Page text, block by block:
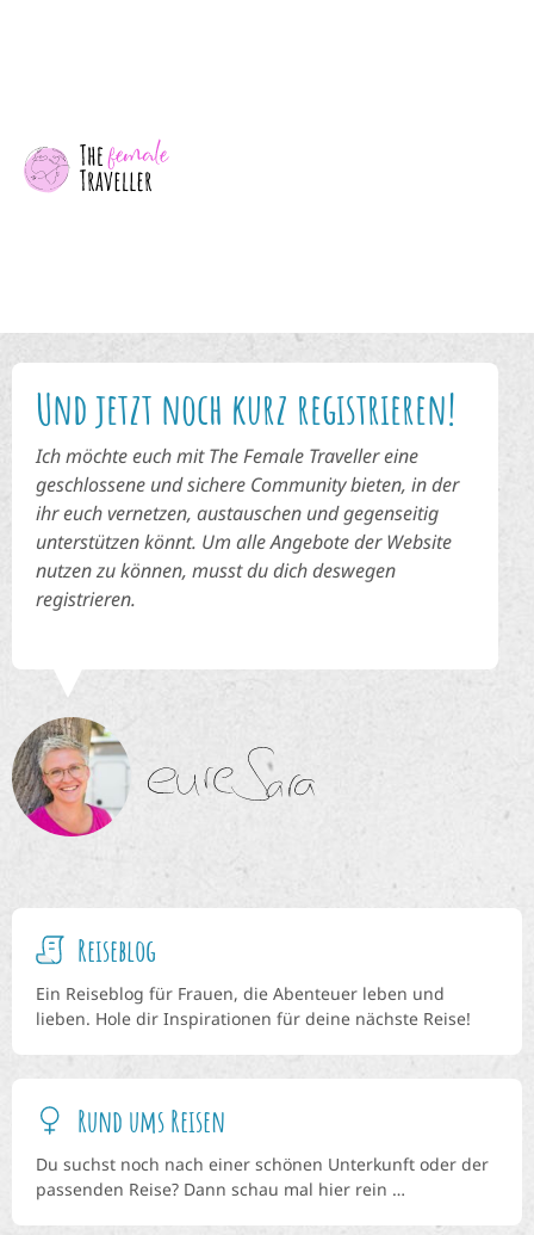
Und jetzt noch kurz registrieren!
Ich möchte euch mit The Female Traveller eine
geschlossene und sichere Community bieten, in der
ihr euch vernetzen, austauschen und gegenseitig
unterstützen könnt. Um alle Angebote der Website
nutzen zu können, musst du dich deswegen
registrieren.
Reiseblog
Ein Reiseblog für Frauen, die Abenteuer leben und
lieben. Hole dir Inspirationen für deine nächste Reise!
Rund ums Reisen
Du suchst noch nach einer schönen Unterkunft oder der
passenden Reise? Dann schau mal hier rein …